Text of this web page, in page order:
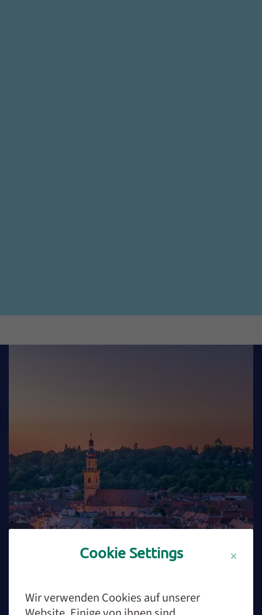
unsere Stadt zum Vorbild. Und zu einem
Cookie Settings
Wir verwenden Cookies auf unserer